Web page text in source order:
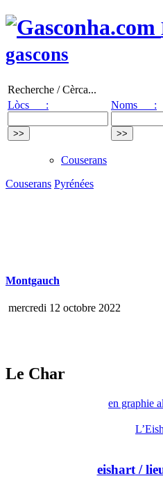
gascons
Recherche / Cèrca...
Lòcs :
Noms :
Couserans
Couserans Pyrénées
Montgauch
mercredi 12 octobre 2022
Le Char
en graphie
eishart/